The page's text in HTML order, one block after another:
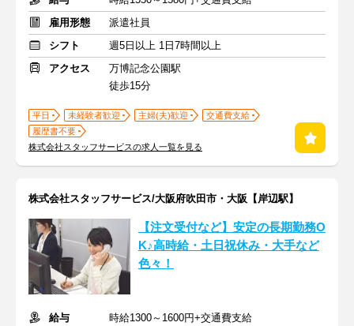
雇用形態
派遣社員
シフト
週5日以上 1日7時間以上
アクセス
万博記念公園駅
徒歩15分
平日 未経験者歓迎 主婦(夫)歓迎
交通費支給
履歴書不要
株式会社スタッフサービスの求人一覧を見る
株式会社スタッフサービス/大阪府吹田市・大阪【岸辺駅】
【注文受付など】安定の長期勤務O
K♪高時給・土日祝休み・大手など
色々！
給与
時給1300～1600円+交通費支給